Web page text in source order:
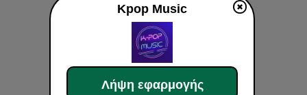
Kpop Music
Λήψη εφαρμογής